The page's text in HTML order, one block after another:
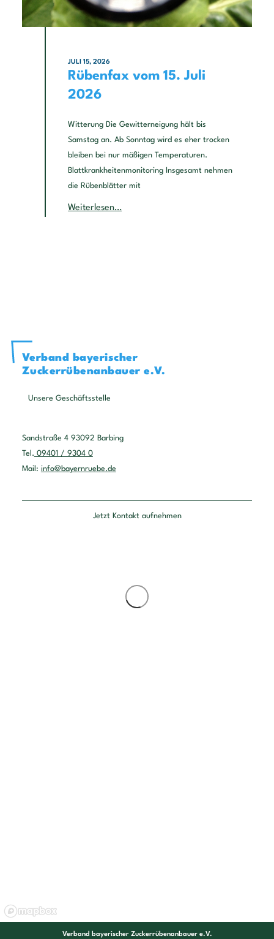
Rübenfax vom 15. Juli
2026
JULI 15, 2026
Witterung Die Gewitterneigung hält bis
Samstag an. Ab Sonntag wird es eher trocken
bleiben bei nur mäßigen Temperaturen.
Blattkrankheitenmonitoring Insgesamt nehmen
die Rübenblätter mit
Weiterlesen…
Verband bayerischer
Zuckerrübenanbauer e.V.
Unsere Geschäftsstelle
Sandstraße 4 93092 Barbing
Tel. 09401 / 9304 0
Mail: info@bayernruebe.de
Jetzt Kontakt aufnehmen
Verband bayerischer Zuckerrübenanbauer e.V.